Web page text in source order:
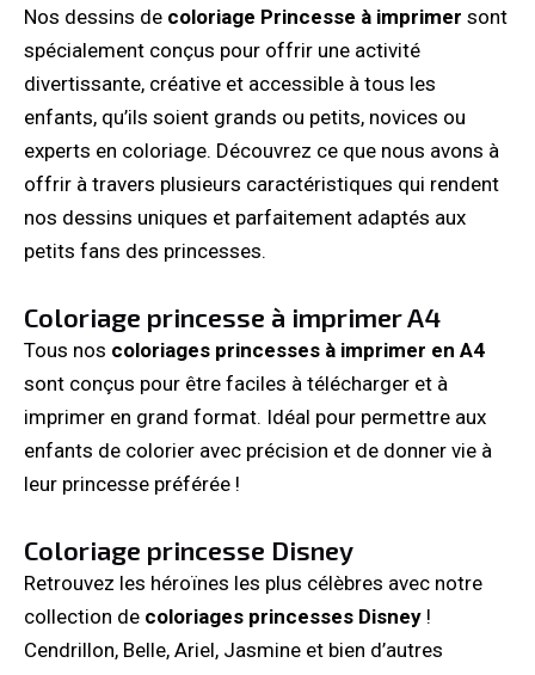
Nos dessins de coloriage Princesse à imprimer sont
spécialement conçus pour offrir une activité
divertissante, créative et accessible à tous les
enfants, qu’ils soient grands ou petits, novices ou
experts en coloriage. Découvrez ce que nous avons à
offrir à travers plusieurs caractéristiques qui rendent
nos dessins uniques et parfaitement adaptés aux
petits fans des princesses.
Coloriage princesse à imprimer A4
Tous nos coloriages princesses à imprimer en A4
sont conçus pour être faciles à télécharger et à
imprimer en grand format. Idéal pour permettre aux
enfants de colorier avec précision et de donner vie à
leur princesse préférée !
Coloriage princesse Disney
Retrouvez les héroïnes les plus célèbres avec notre
collection de coloriages princesses Disney !
Cendrillon, Belle, Ariel, Jasmine et bien d’autres